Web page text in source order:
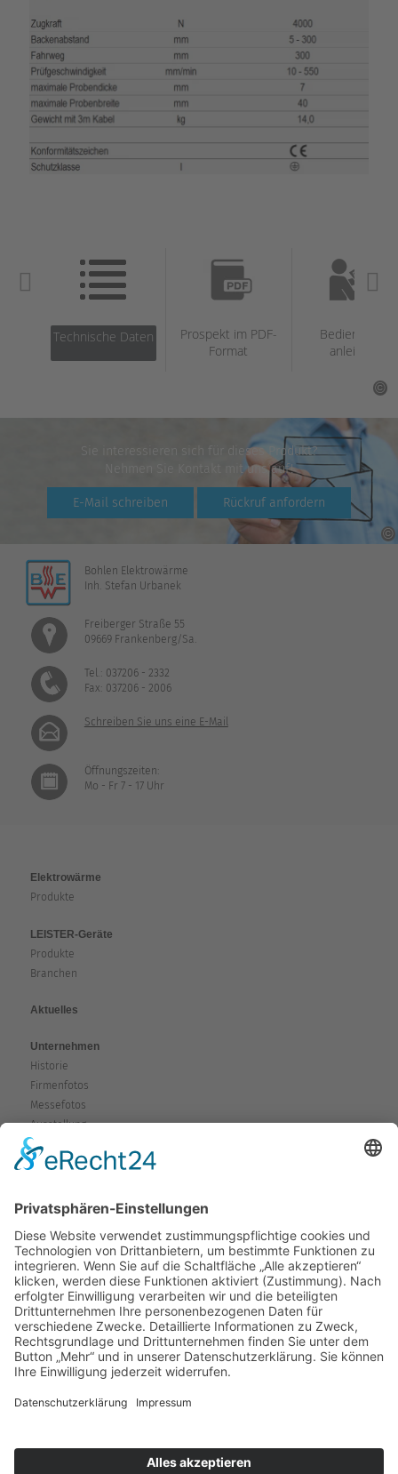
Technische Daten
Prospekt im PDF-
Format
Bedienungs­
anleitung
Sie interessieren sich für dieses Produkt?
Nehmen Sie Kontakt mit uns auf!
E-Mail schreiben Rückruf anfordern
Bohlen Elektrowärme
Inh. Stefan Urbanek
Freiberger Straße 55
09669 Frankenberg/Sa.
Tel.: 037206 - 2332
Fax: 037206 - 2006
Schreiben Sie uns eine E-Mail
Öffnungszeiten:
Mo - Fr 7 - 17 Uhr
Elektrowärme
Produkte
LEISTER-Geräte
Produkte
Branchen
Aktuelles
Unternehmen
Historie
Firmenfotos
Messefotos
Ausstellung
Service
Garantie & Gewährleistung
Mieten-Testen-Kaufen
Reparaturen
Sicherheitshinweise
Versand
Kontakt
Karte
Anfahrtsplan
Wegbeschreibung
Copyright © 2026 Bohlen Elektrowärme.